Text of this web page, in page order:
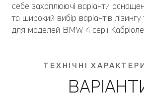
себе захоплюючі варіанти
та широкий вибір варіантів
для моделей BMW 4 серії
ТЕХНІЧНІ